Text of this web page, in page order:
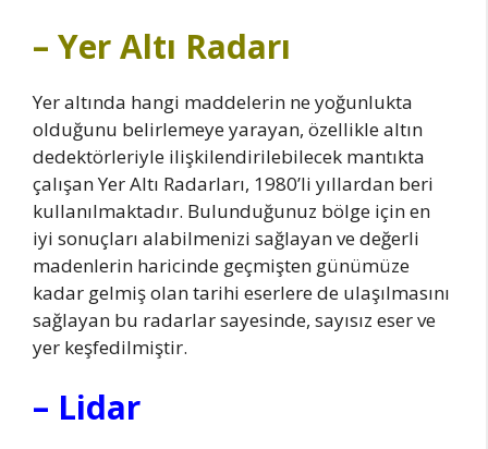
– Yer Altı Radarı
Yer altında hangi maddelerin ne yoğunlukta
olduğunu belirlemeye yarayan, özellikle altın
dedektörleriyle ilişkilendirilebilecek mantıkta
çalışan Yer Altı Radarları, 1980’li yıllardan beri
kullanılmaktadır. Bulunduğunuz bölge için en
iyi sonuçları alabilmenizi sağlayan ve değerli
madenlerin haricinde geçmişten günümüze
kadar gelmiş olan tarihi eserlere de ulaşılmasını
sağlayan bu radarlar sayesinde, sayısız eser ve
yer keşfedilmiştir.
– Lidar